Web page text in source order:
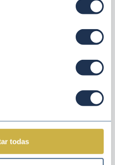
información dándole al
todas
empresas a través de la
la gestión de la innovación
industrial sostenible.
eficientes y
la gestión de los recursos
de la empresa y para
fomentar el desarrollo